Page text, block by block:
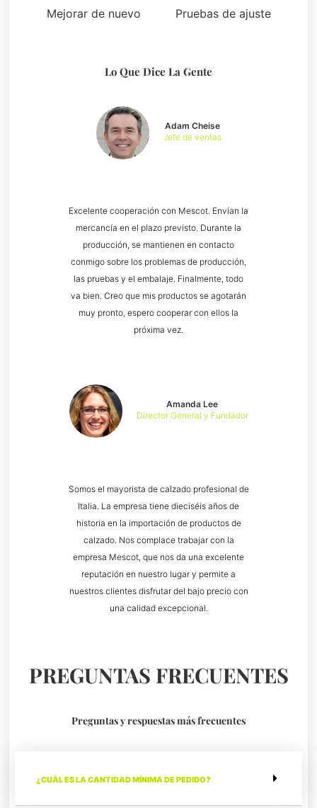
Mejorar de nuevo Pruebas de ajuste
Lo Que Dice La Gente
Somos el mayorista de calzado profesional de
Italia. La empresa tiene dieciséis años de
historia en la importación de productos de
calzado. Nos complace trabajar con la
empresa Mescot, que nos da una excelente
reputación en nuestro lugar y permite a
nuestros clientes disfrutar del bajo precio con
una calidad excepcional.
Amanda Lee
Director General y Fundador
Excelente cooperación con Mescot. Envían la
mercancía en el plazo previsto. Durante la
producción, se mantienen en contacto
conmigo sobre los problemas de producción,
las pruebas y el embalaje. Finalmente, todo
va bien. Creo que mis productos se agotarán
muy pronto, espero cooperar con ellos la
próxima vez.
Adam Cheise
Jefe de ventas
PREGUNTAS FRECUENTES
Preguntas y respuestas más frecuentes
¿CUÁL ES LA CANTIDAD MÍNIMA DE PEDIDO?